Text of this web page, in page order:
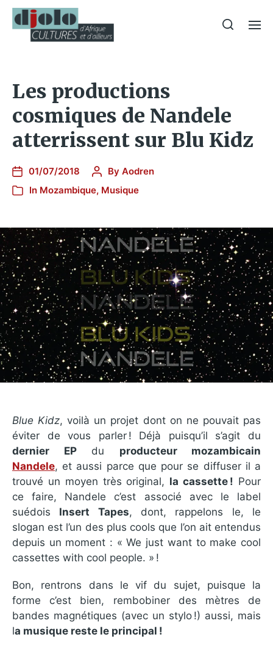
Les productions
cosmiques de Nandele
atterrissent sur Blu Kidz
01/07/2018 By Aodren
In Mozambique, Musique
Blue Kidz, voilà un projet dont on ne pouvait pas
éviter de vous parler ! Déjà puisqu’il s’agit du
dernier EPdu producteur mozambicain
Nandele, et aussi parce que pour se diffuser il a
trouvé un moyen très original, la cassette ! Pour
ce faire, Nandele c’est associé avec le label
suédois Insert Tapes, dont, rappelons le, le
slogan est l’un des plus cools que l’on ait entendus
depuis un moment : « We just want to make cool
cassettes with cool people. » !
Bon, rentrons dans le vif du sujet, puisque la
forme c’est bien, rembobiner des mètres de
bandes magnétiques (avec un stylo !) aussi, mais
la musique reste le principal !